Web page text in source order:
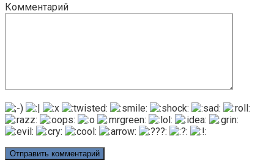
Комментарий